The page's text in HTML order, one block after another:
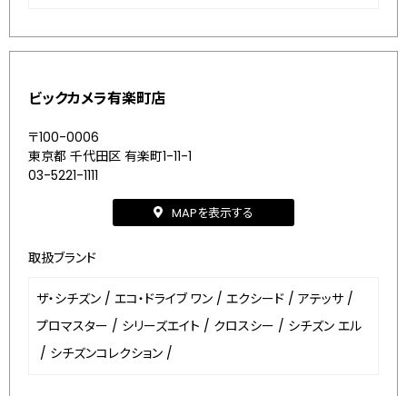
ビックカメラ有楽町店
〒100-0006
東京都 千代田区 有楽町1-11-1
03-5221-1111
MAPを表示する
取扱ブランド
ザ・シチズン / エコ・ドライブ ワン / エクシード / アテッサ /
プロマスター / シリーズエイト / クロスシー / シチズン エル
/ シチズンコレクション /